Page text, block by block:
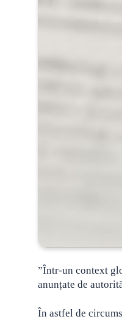
”Într-un context
anunțate de
În astfel de